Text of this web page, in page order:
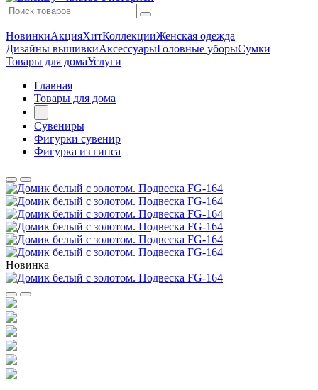
НовинкиАкцияХитКоллекцииЖенская одежда
Дизайны вышивкиАксессуарыГоловные уборыСумки
Товары для домаУслуги
Главная
Товары для дома
-
Сувениры
Фигурки сувенир
Фигурка из гипса
Новинка